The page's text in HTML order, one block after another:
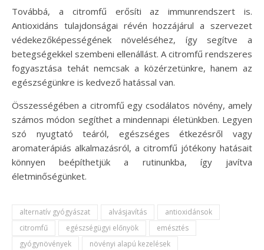
Továbbá, a citromfű erősíti az immunrendszert is.
Antioxidáns tulajdonságai révén hozzájárul a szervezet
védekezőképességének növeléséhez, így segítve a
betegségekkel szembeni ellenállást. A citromfű rendszeres
fogyasztása tehát nemcsak a közérzetünkre, hanem az
egészségünkre is kedvező hatással van.
Összességében a citromfű egy csodálatos növény, amely
számos módon segíthet a mindennapi életünkben. Legyen
szó nyugtató teáról, egészséges étkezésről vagy
aromaterápiás alkalmazásról, a citromfű jótékony hatásait
könnyen beépíthetjük a rutinunkba, így javítva
életminőségünket.
alternatív gyógyászat alvásjavítás
antioxidánsok
citromfű
egészségügyi előnyök
emésztés
gyógynövények
növényi alapú kezelések